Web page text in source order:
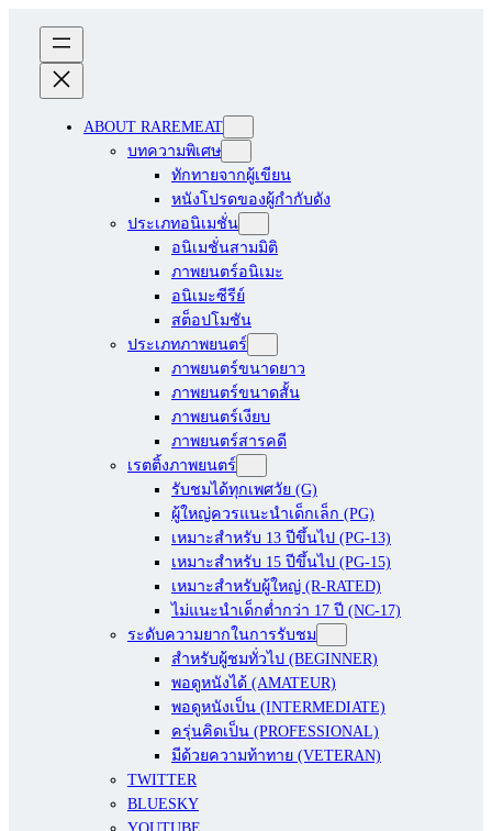
ABOUT RAREMEAT
บทความพิเศษ
ทักทายจากผู้เขียน
หนังโปรดของผู้กำกับดัง
ประเภทอนิเมชั่น
อนิเมชั่นสามมิติ
ภาพยนตร์อนิเมะ
อนิเมะซีรีย์
สต็อปโมชัน
ประเภทภาพยนตร์
ภาพยนตร์ขนาดยาว
ภาพยนตร์ขนาดสั้น
ภาพยนตร์เงียบ
ภาพยนตร์สารคดี
เรตติ้งภาพยนตร์
รับชมได้ทุกเพศวัย (G)
ผู้ใหญ่ควรแนะนำเด็กเล็ก (PG)
เหมาะสำหรับ 13 ปีขึ้นไป (PG-13)
เหมาะสำหรับ 15 ปีขึ้นไป (PG-15)
เหมาะสำหรับผู้ใหญ่ (R-RATED)
ไม่แนะนำเด็กต่ำกว่า 17 ปี (NC-17)
ระดับความยากในการรับชม
สำหรับผู้ชมทั่วไป (BEGINNER)
พอดูหนังได้ (AMATEUR)
พอดูหนังเป็น (INTERMEDIATE)
ครุ่นคิดเป็น (PROFESSIONAL)
มีด้วยความท้าทาย (VETERAN)
TWITTER
BLUESKY